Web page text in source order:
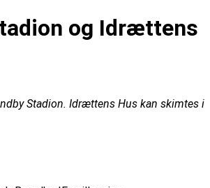
og Idrættens
Stadion. Idrættens Hus kan skimtes i